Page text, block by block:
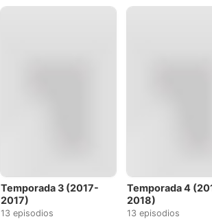
Temporada 3 (2017-
2017)
13 episodios
Temporada 4
2018)
13 episodios